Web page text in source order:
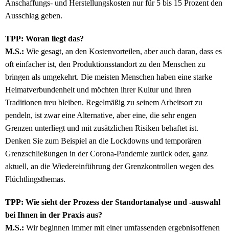
Anschaffungs- und Herstellungskosten nur für 5 bis 15 Prozent den
Ausschlag geben.
TPP: Woran liegt das?
M.S.: Wie gesagt, an den Kostenvorteilen, aber auch daran, dass es
oft einfacher ist, den Produktionsstandort zu den Menschen zu
bringen als umgekehrt. Die meisten Menschen haben eine starke
Heimatverbundenheit und möchten ihrer Kultur und ihren
Traditionen treu bleiben. Regelmäßig zu seinem Arbeitsort zu
pendeln, ist zwar eine Alternative, aber eine, die sehr engen
Grenzen unterliegt und mit zusätzlichen Risiken behaftet ist.
Denken Sie zum Beispiel an die Lockdowns und temporären
Grenzschließungen in der Corona-Pandemie zurück oder, ganz
aktuell, an die Wiedereinführung der Grenzkontrollen wegen des
Flüchtlingsthemas.
TPP: Wie sieht der Prozess der Standortanalyse und -auswahl
bei Ihnen in der Praxis aus?
M.S.: Wir beginnen immer mit einer umfassenden ergebnisoffenen